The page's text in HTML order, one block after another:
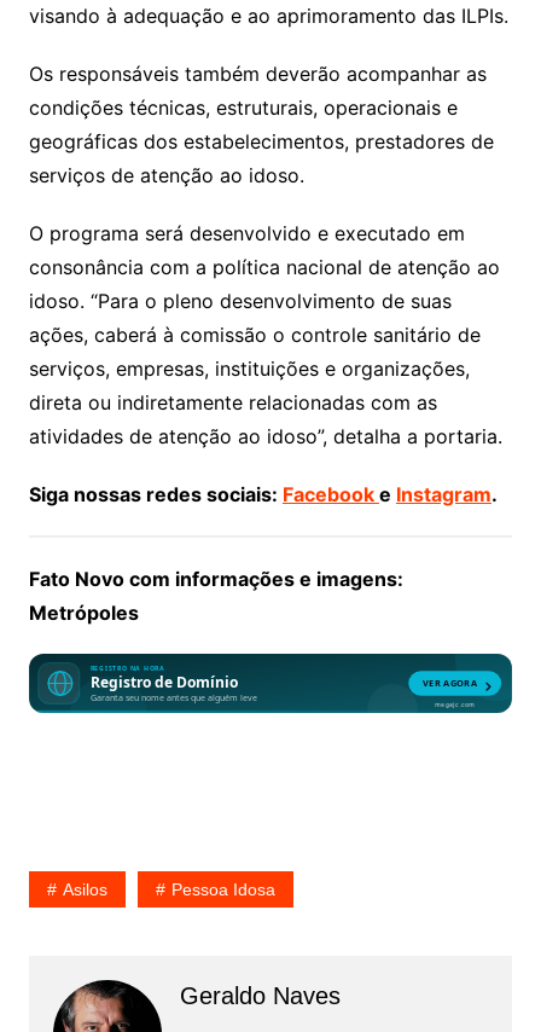
visando à adequação e ao aprimoramento das ILPIs.
Os responsáveis também deverão acompanhar as
condições técnicas, estruturais, operacionais e
geográficas dos estabelecimentos, prestadores de
serviços de atenção ao idoso.
O programa será desenvolvido e executado em
consonância com a política nacional de atenção ao
idoso. “Para o pleno desenvolvimento de suas
ações, caberá à comissão o controle sanitário de
serviços, empresas, instituições e organizações,
direta ou indiretamente relacionadas com as
atividades de atenção ao idoso”, detalha a portaria.
Siga nossas redes sociais: Facebook e Instagram.
Fato Novo com informações e imagens:
Metrópoles
Asilos Pessoa Idosa
Geraldo Naves